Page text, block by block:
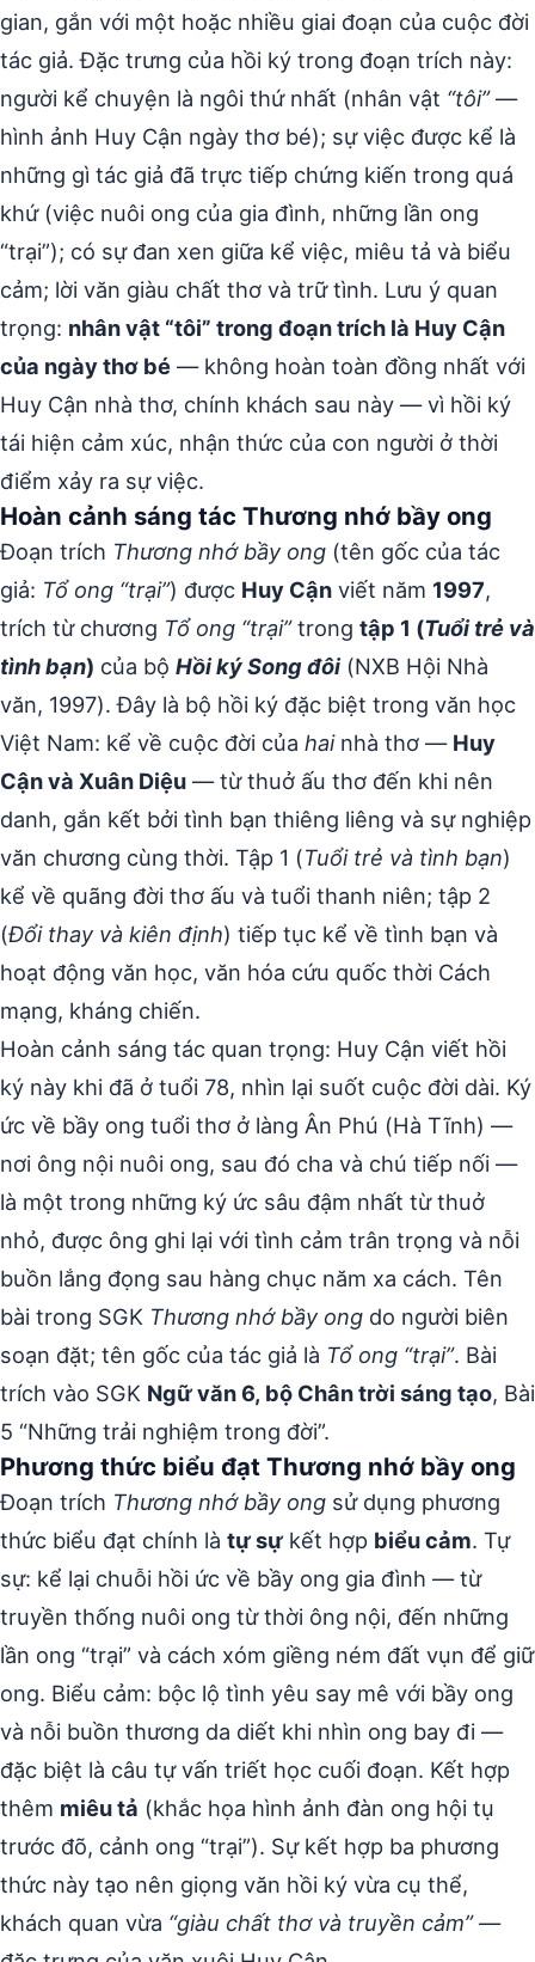
gian, gắn với một hoặc nhiều giai đoạn của cuộc đời
tác giả. Đặc trưng của hồi ký trong đoạn trích này:
người kể chuyện là ngôi thứ nhất (nhân vật “tôi”—
hình ảnh Huy Cận ngày thơ bé); sự việc được kể là
những gì tác giả đã trực tiếp chứng kiến trong quá
khứ (việc nuôi ong của gia đình, những lần ong
“trại”); có sự đan xen giữa kể việc, miêu tả và biểu
cảm; lời văn giàu chất thơ và trữ tình. Lưu ý quan
trọng: nhân vật “tôi” trong đoạn trích là Huy Cận
của ngày thơ bé — không hoàn toàn đồng nhất với
Huy Cận nhà thơ, chính khách sau này — vì hồi ký
tái hiện cảm xúc, nhận thức của con người ở thời
điểm xảy ra sự việc.
Hoàn cảnh sáng tác Thương nhớ bầy ong
Đoạn trích Thương nhớ bầy ong (tên gốc của tác
giả: Tổ ong “trại”) được Huy Cận viết năm 1997,
trích từ chương Tổ ong “trại”trong tập 1 (Tuổi trẻ và
tình bạn) của bộ Hồi ký Song đôi (NXB Hội Nhà
văn, 1997). Đây là bộ hồi ký đặc biệt trong văn học
Việt Nam: kể về cuộc đời của hainhà thơ — Huy
Cận và Xuân Diệu — từ thuở ấu thơ đến khi nên
danh, gắn kết bởi tình bạn thiêng liêng và sự nghiệp
văn chương cùng thời. Tập 1 (Tuổi trẻ và tình bạn)
kể về quãng đời thơ ấu và tuổi thanh niên; tập 2
(Đổi thay và kiên định) tiếp tục kể về tình bạn và
hoạt động văn học, văn hóa cứu quốc thời Cách
mạng, kháng chiến.
Hoàn cảnh sáng tác quan trọng: Huy Cận viết hồi
ký này khi đã ở tuổi 78, nhìn lại suốt cuộc đời dài. Ký
ức về bầy ong tuổi thơ ở làng Ân Phú (Hà Tĩnh) —
nơi ông nội nuôi ong, sau đó cha và chú tiếp nối —
là một trong những ký ức sâu đậm nhất từ thuở
nhỏ, được ông ghi lại với tình cảm trân trọng và nỗi
buồn lắng đọng sau hàng chục năm xa cách. Tên
bài trong SGK Thương nhớ bầy ong do người biên
soạn đặt; tên gốc của tác giả là Tổ ong “trại”. Bài
trích vào SGK Ngữ văn 6, bộ Chân trời sáng tạo, Bài
5 “Những trải nghiệm trong đời”.
Phương thức biểu đạt Thương nhớ bầy ong
Đoạn trích Thương nhớ bầy ong sử dụng phương
thức biểu đạt chính là tự sự kết hợp biểu cảm. Tự
sự: kể lại chuỗi hồi ức về bầy ong gia đình — từ
truyền thống nuôi ong từ thời ông nội, đến những
lần ong “trại” và cách xóm giềng ném đất vụn để giữ
ong. Biểu cảm: bộc lộ tình yêu say mê với bầy ong
và nỗi buồn thương da diết khi nhìn ong bay đi —
đặc biệt là câu tự vấn triết học cuối đoạn. Kết hợp
thêm miêu tả (khắc họa hình ảnh đàn ong hội tụ
trước đõ, cảnh ong “trại”). Sự kết hợp ba phương
thức này tạo nên giọng văn hồi ký vừa cụ thể,
khách quan vừa “giàu chất thơ và truyền cảm”—